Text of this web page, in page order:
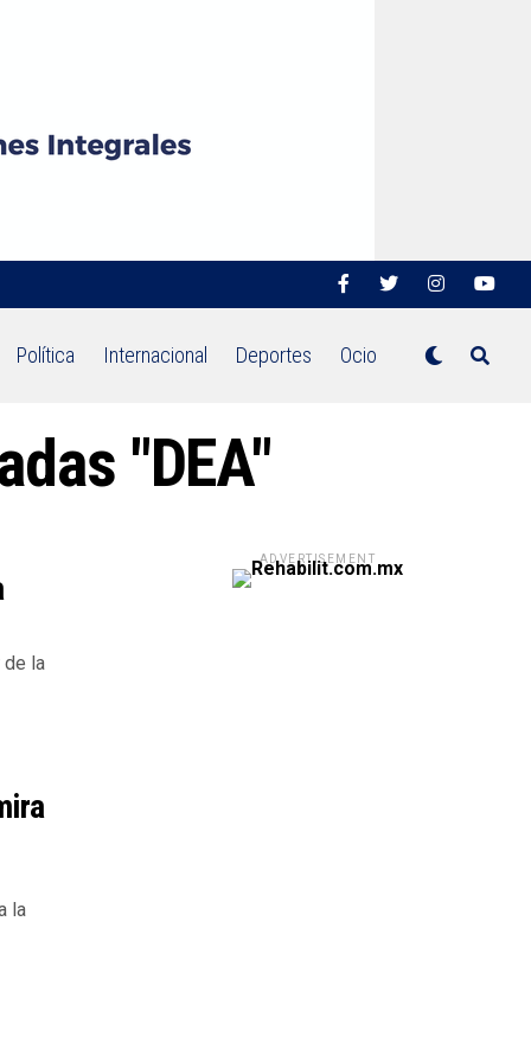
Política Internacional Deportes Ocio
"DEA"
de la
la
ADVERTISEMENT